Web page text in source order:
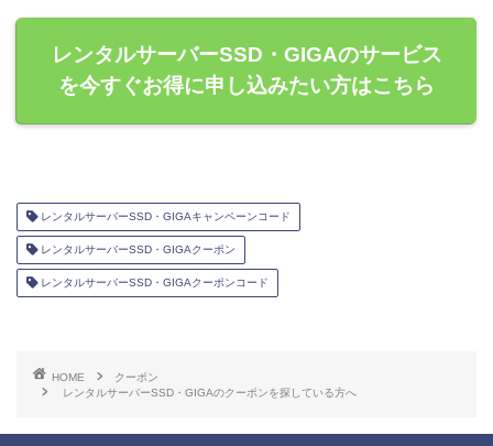
レンタルサーバーSSD・GIGAのサービス
を今すぐお得に申し込みたい方はこちら
レンタルサーバーSSD・GIGAキャンペーンコード
レンタルサーバーSSD・GIGAクーポン
レンタルサーバーSSD・GIGAクーポンコード
HOME
クーポン
レンタルサーバーSSD・GIGAのクーポンを探している方へ